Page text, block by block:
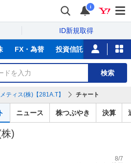
i
ID新規取得
FX・為替 投資信託 ニュース
検索
ティス(株)【281A.T】 チャート
ニュース 株つぶやき 決算
)
8/7